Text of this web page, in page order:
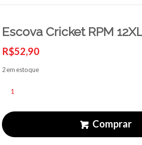
Escova Cricket RPM
R$52,90
2 em estoque
Comprar